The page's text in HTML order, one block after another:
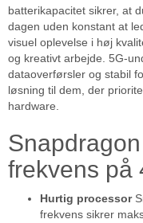
batterikapacitet sikrer, at
dagen uden konstant at
visuel oplevelse i høj
og kreativt arbejde. 5G-
dataoverførsler og stabil
løsning til dem, der
hardware.
frekvens på
Hurtig processor
frekvens sikrer